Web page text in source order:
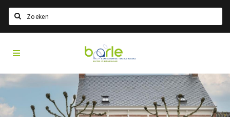
Home
Information
A propos de Baarle
Visit
Baarle